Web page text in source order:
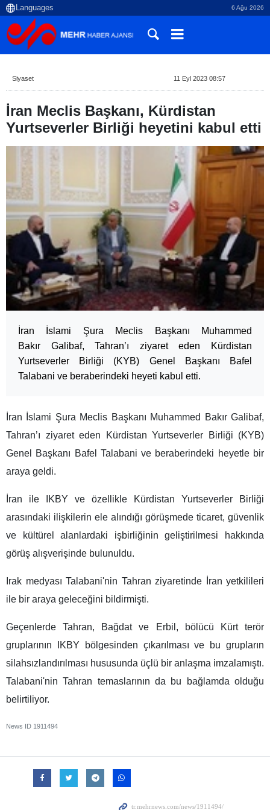
6 Ağu 2026
Siyaset 11 Eyl 2023 08:57
İran Meclis Başkanı, Kürdistan
Yurtseverler Birliği heyetini kabul etti
İran İslami Şura Meclis Başkanı Muhammed
Bakır Galibaf, Tahran’ı ziyaret eden Kürdistan
Yurtseverler Birliği (KYB) Genel Başkanı Bafel
Talabani ve beraberindeki heyeti kabul etti.
İran İslami Şura Meclis Başkanı Muhammed BakırGalibaf,
Tahran’ı ziyaret eden Kürdistan Yurtseverler Birliği (KYB)
Genel Başkanı Bafel Talabani ve beraberindeki heyetle bir
araya geldi.
İran ile IKBY ve özellikle Kürdistan Yurtseverler Birliği
arasındaki ilişkilerin ele alındığı görüşmede ticaret, güvenlik
ve kültürel alanlardaki işbirliğinin geliştirilmesi hakkında
görüş alışverişinde bulunuldu.
Irak medyası Talabani'nin Tahran ziyaretinde İran yetkilileri
ile bir araya geleceğini bildirmişti.
Geçenlerde Tahran, Bağdat ve Erbil, bölücü Kürt terör
gruplarının IKBY bölgesinden çıkarılması ve bu grupların
silahsızlandırılması hususunda üçlü bir anlaşma imzalamıştı.
Talabani'nin Tahran temaslarının da bu bağlamda olduğu
belirtiliyor.
News ID 1911494